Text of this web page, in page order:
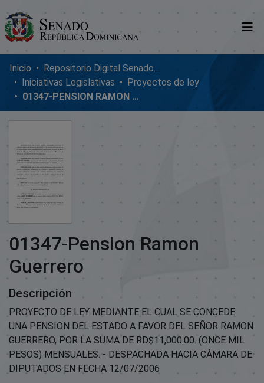
Comunidades
Glosario
Nosotros
Inicio
Repositorio Digital SenadoRD
Iniciativas Legislativas
Proyectos de ley
01347-PENSION RAMON GUERRERO
01347-Pension Ramon
Guerrero
Descripción
PROYECTO DE LEY MEDIANTE EL CUAL SE CONCEDE
UNA PENSION DEL ESTADO A FAVOR DEL SEÑOR RAMON
GUERRERO, POR LA SUMA DE RD$11,000.00. (ONCE MIL
PESOS) MENSUALES. - DESPACHADA HACIA CÁMARA DE
DIPUTADOS EN FECHA 12/07/2006